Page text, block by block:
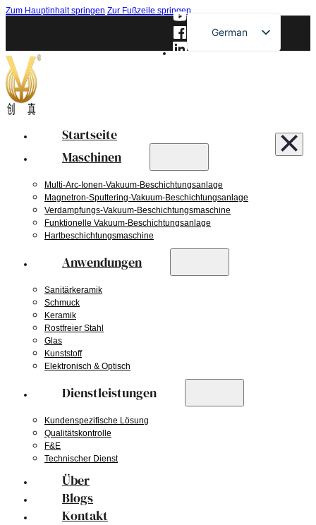
Zum Hauptinhalt springen Zur Fußzeile springen
German
English
Startseite
Maschinen
Multi-Arc-Ionen-Vakuum-Beschichtungsanlage
Magnetron-Sputtering-Vakuum-Beschichtungsanlage
Verdampfungs-Vakuum-Beschichtungsmaschine
Funktionelle Vakuum-Beschichtungsanlage
Hartbeschichtungsmaschine
Anwendungen
Sanitärkeramik
Schmuck
Keramik
Rostfreier Stahl
Glas
Kunststoff
Elektronisch & Optisch
Dienstleistungen
Kundenspezifische Lösung
Qualitätskontrolle
F&E
Technischer Dienst
Über
Blogs
Kontakt